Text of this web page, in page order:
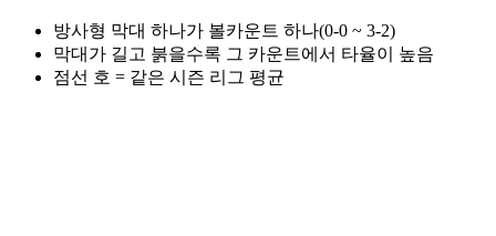
방사형 막대 하나가 볼카운트 하나(0-0 ~ 3-2)
막대가 길고 붉을수록 그 카운트에서 타율이 높음
점선 호 = 같은 시즌 리그 평균